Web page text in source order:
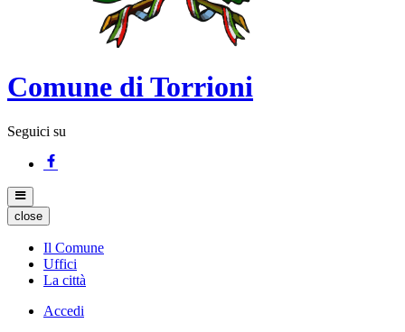
Comune di Torrioni
Seguici su
close
Il Comune
Uffici
La città
Accedi